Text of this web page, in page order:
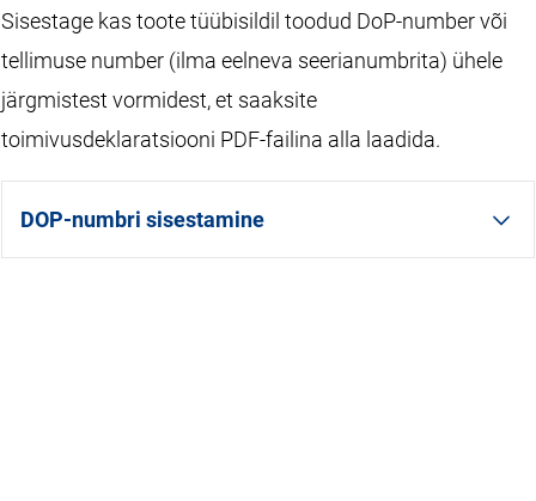
Sisestage kas toote tüübisildil toodud DoP-number või
tellimuse number (ilma eelneva seerianumbrita) ühele
järgmistest vormidest, et saaksite
toimivusdeklaratsiooni PDF-failina alla laadida.
DOP-numbri sisestamine